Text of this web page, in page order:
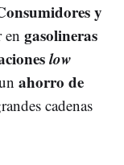
y
en gasolineras
low
ahorro de
cadenas